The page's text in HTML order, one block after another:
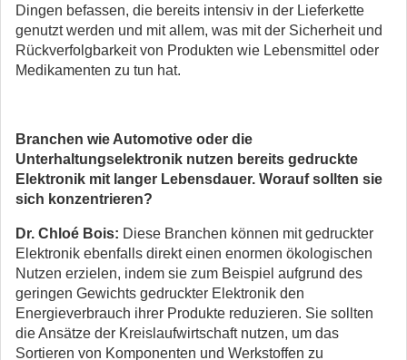
Dingen befassen, die bereits intensiv in der Lieferkette
genutzt werden und mit allem, was mit der Sicherheit und
Rückverfolgbarkeit von Produkten wie Lebensmittel oder
Medikamenten zu tun hat.
Branchen wie Automotive oder die
Unterhaltungselektronik nutzen bereits gedruckte
Elektronik mit langer Lebensdauer. Worauf sollten sie
sich konzentrieren?
Dr. Chloé Bois: Diese Branchen können mit gedruckter
Elektronik ebenfalls direkt einen enormen ökologischen
Nutzen erzielen, indem sie zum Beispiel aufgrund des
geringen Gewichts gedruckter Elektronik den
Energieverbrauch ihrer Produkte reduzieren. Sie sollten
die Ansätze der Kreislaufwirtschaft nutzen, um das
Sortieren von Komponenten und Werkstoffen zu